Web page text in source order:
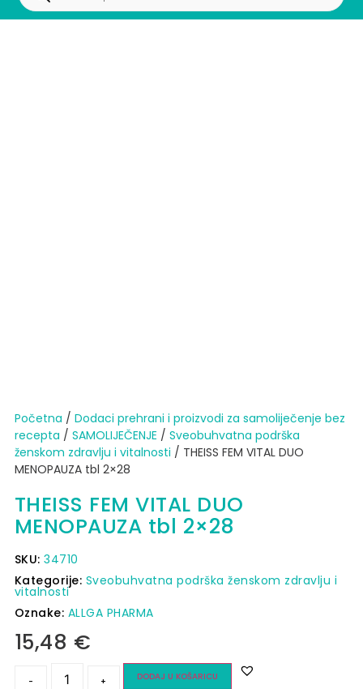
Početna / Dodaci prehrani i proizvodi za samoliječenje bez
recepta / SAMOLIJEČENJE / Sveobuhvatna podrška
ženskom zdravlju i vitalnosti / THEISS FEM VITAL DUO
MENOPAUZA tbl 2×28
THEISS FEM VITAL DUO
MENOPAUZA tbl 2×28
SKU:34710
Kategorije: Sveobuhvatna podrška ženskom zdravlju i
vitalnosti
Oznake: ALLGA PHARMA
15,48 €
- + DODAJ U KOŠARICU